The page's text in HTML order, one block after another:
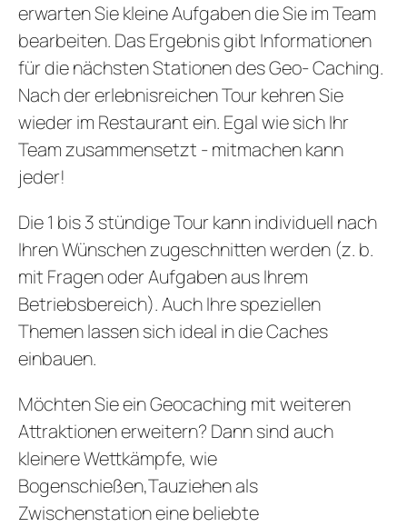
erwarten Sie kleine Aufgaben die Sie im Team
bearbeiten. Das Ergebnis gibt Informationen
für die nächsten Stationen des Geo- Caching.
Nach der erlebnisreichen Tour kehren Sie
wieder im Restaurant ein. Egal wie sich Ihr
Team zusammensetzt - mitmachen kann
jeder!
Die 1 bis 3 stündige Tour kann individuell nach
Ihren Wünschen zugeschnitten werden (z. b.
mit Fragen oder Aufgaben aus Ihrem
Betriebsbereich). Auch Ihre speziellen
Themen lassen sich ideal in die Caches
einbauen.
Möchten Sie ein Geocaching mit weiteren
Attraktionen erweitern? Dann sind auch
kleinere Wettkämpfe, wie
Bogenschießen,Tauziehen als
Zwischenstation eine beliebte